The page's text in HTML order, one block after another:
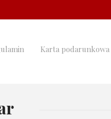
Karta podarunkowa